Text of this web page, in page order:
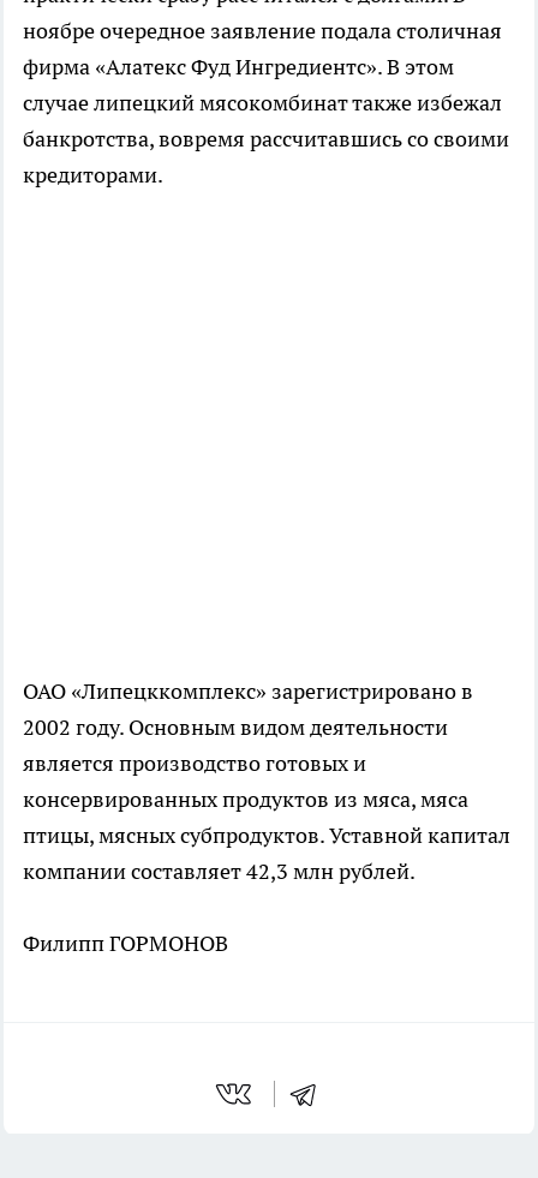
ноябре очередное заявление подала столичная
фирма «Алатекс Фуд Ингредиентс». В этом
случае липецкий мясокомбинат также избежал
банкротства, вовремя рассчитавшись со своими
кредиторами.
ОАО «Липецккомплекс» зарегистрировано в
2002 году. Основным видом деятельности
является производство готовых и
консервированных продуктов из мяса, мяса
птицы, мясных субпродуктов. Уставной капитал
компании составляет 42,3 млн рублей.
Филипп ГОРМОНОВ